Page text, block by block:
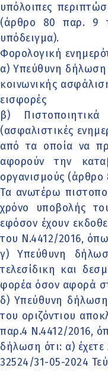
υπόλοιπες
(άρθρο 80 παρ. 9
υπόδειγμα).
Φορολογική
α) Υπεύθυνη δήλωση
κοινωνικής
εισφορές
β)
(ασφαλιστικές
από τα οποία να
αφορούν την
οργανισμούς
Τα ανωτέρω
χρόνο υποβολής
εφόσον έχουν
του Ν.4412/2016,
γ) Υπεύθυνη
τελεσίδικη και
φορέα όσον αφορά
δ) Υπεύθυνη
του οριζόντιου
παρ.4 Ν.4412/2016,
δήλωση ότι: α)
32524/31-05-2024